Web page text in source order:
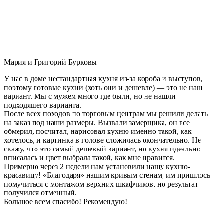
Мария и Григорий Бурковы
У нас в доме нестандартная кухня из-за короба и выступов,
поэтому готовые кухни (хоть они и дешевле) — это не наш
вариант. Мы с мужем много где были, но не нашли
подходящего варианта.
После всех походов по торговым центрам мы решили делать
на заказ под наши размеры. Вызвали замерщика, он все
обмерил, посчитал, нарисовал кухню именно такой, как
хотелось, и картинка в голове сложилась окончательно. Не
скажу, что это самый дешевый вариант, но кухня идеально
вписалась и цвет выбрала такой, как мне нравится.
Примерно через 2 недели нам установили нашу кухню-
красавицу! «Благодаря» нашим кривым стенам, им пришлось
помучиться с монтажом верхних шкафчиков, но результат
получился отменный.
Большое всем спасибо! Рекомендую!